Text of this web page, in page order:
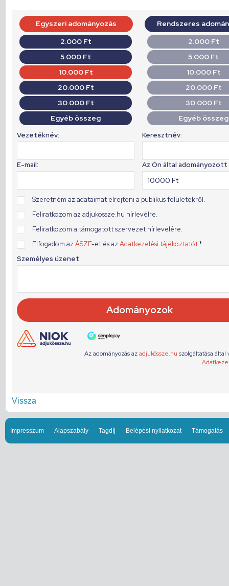
Vissza
Impresszum Alapszabály Tagdíj Belépési nyilatkozat Támogatás